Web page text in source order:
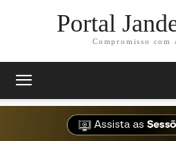
Portal
Compromisso com